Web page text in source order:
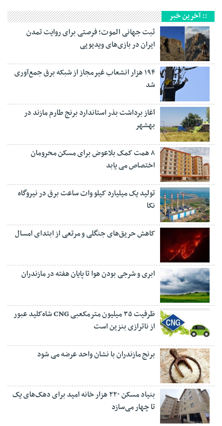
:: آخرین خبر
ثبت جهانی الموت؛ فرصتی برای روایت تمدن
ایران در بازی‌های ویدیویی
۱۹۴ هزار انشعاب غیرمجاز از شبکه برق جمع‌آوری
شد
آغاز برداشت بذر استاندارد برنج طارم مازند در
بهشهر
۸ همت کمک بلاعوض برای مسکن محرومان
اختصاص می یابد
تولید یک میلیارد کیلو وات ساعت برق در نیروگاه
نکا
کاهش حریق‌های جنگلی و مرتعی از ابتدای امسال
ابری و شرجی بودن هوا تا پایان هفته در مازندران
ظرفیت ۳۵ میلیون مترمکعبی CNG شاه‌کلید عبور
از ناترازی بنزین است
برنج مازندران با نشان واحد عرضه می شود
بنیاد مسکن ۲۲۰ هزار خانه امید برای دهک‌های یک
تا چهار می‌سازد